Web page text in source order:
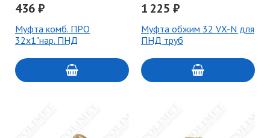
436 ₽
Муфта комб. ПРО
32х1"нар. ПНД
1 225 ₽
Муфта обжим 32 VX-N для
ПНД труб